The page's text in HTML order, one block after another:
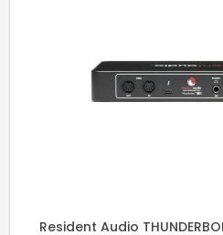
Resident Audio